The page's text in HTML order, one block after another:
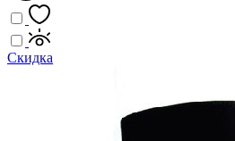
Скидка